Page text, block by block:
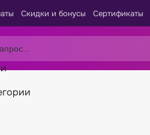
Скидки и бонусы Сертификаты